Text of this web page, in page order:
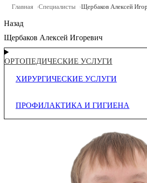
Главная Специалисты Щербаков Алексей
Назад
Щербаков Алексей Игоревич
ОРТОПЕДИЧЕСКИЕ УСЛУГИ
ХИРУРГИЧЕСКИЕ УСЛУГИ
ПРОФИЛАКТИКА И ГИГИЕНА